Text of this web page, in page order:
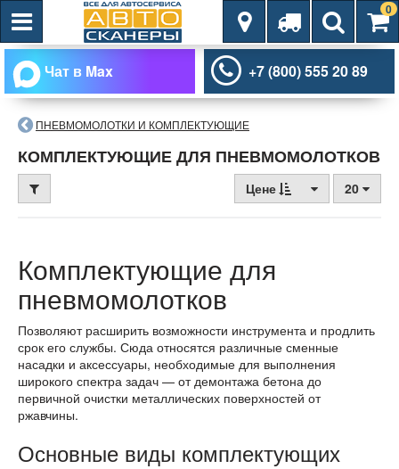
0
Чат в Max +7 (800) 555 20 89
ПНЕВМОМОЛОТКИ И КОМПЛЕКТУЮЩИЕ
КОМПЛЕКТУЮЩИЕ ДЛЯ ПНЕВМОМОЛОТКОВ
Цене 20
Комплектующие для
пневмомолотков
Позволяют расширить возможности инструмента и продлить
срок его службы. Сюда относятся различные сменные
насадки и аксессуары, необходимые для выполнения
широкого спектра задач — от демонтажа бетона до
первичной очистки металлических поверхностей от
ржавчины.
Основные виды комплектующих